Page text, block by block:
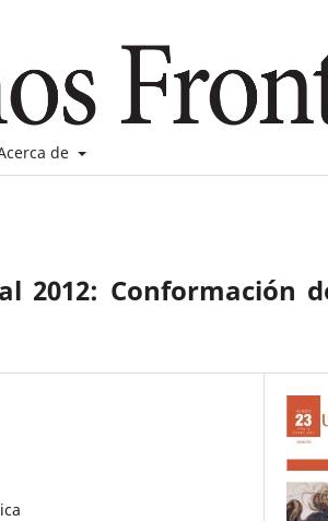
de
2012: Conformación